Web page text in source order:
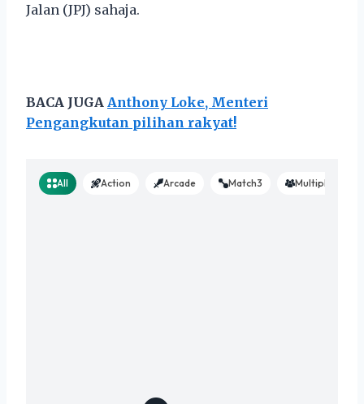
Jalan (JPJ) sahaja.
BACA JUGA Anthony Loke, Menteri
Pengangkutan pilihan rakyat!